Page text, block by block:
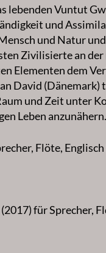
lebenden Vuntut
und
und Natur
Zivilisierte an
Elementen dem
David
und Zeit unter
Leben anzunähern.
Flöte,
(2017) für Sprecher,